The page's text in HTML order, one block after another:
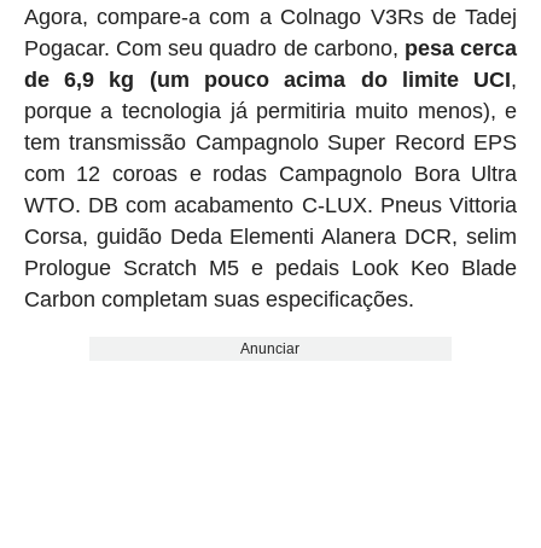
Agora, compare-a com a Colnago V3Rs de Tadej
Pogacar. Com seu quadro de carbono, pesa cerca
de 6,9 ​​kg (um pouco acima do limite UCI,
porque a tecnologia já permitiria muito menos), e
tem transmissão Campagnolo Super Record EPS
com 12 coroas e rodas Campagnolo Bora Ultra
WTO. DB com acabamento C-LUX. Pneus Vittoria
Corsa, guidão Deda Elementi Alanera DCR, selim
Prologue Scratch M5 e pedais Look Keo Blade
Carbon completam suas especificações.
Anunciar